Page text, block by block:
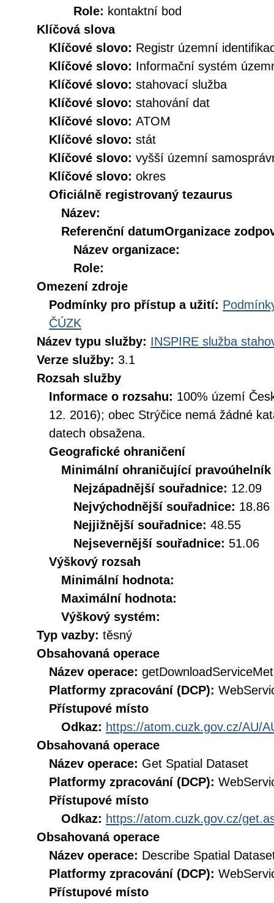
Role: kontaktní bod
Klíčová slova
Klíčové slovo: Registr územní
Klíčové slovo: Informační systém
Klíčové slovo: stahovací služba
Klíčové slovo: stahování dat
Klíčové slovo: ATOM
Klíčové slovo: stát
Klíčové slovo: vyšší územní
Klíčové slovo: okres
Oficiálně registrovaný tezaurus
Název:
Referenční datumOrganizace
Název organizace:
Role:
Omezení zdroje
Podmínky pro přístup a užití:
ČÚZK
Název typu služby: INSPIRE služba
Verze služby: 3.1
Rozsah služby
Informace o rozsahu: 100% území
12. 2016); obec Strýčice nemá žádné
datech obsažena.
Geografické ohraničení
Minimální ohraničující pravoúhelník
Nejzápadnější souřadnice: 12.09
Nejvýchodnější souřadnice: 18.86
Nejjižnější souřadnice: 48.55
Nejsevernější souřadnice: 51.06
Výškový rozsah
Minimální hodnota:
Maximální hodnota:
Výškový systém:
Typ vazby: těsný
Obsahovaná operace
Název operace:
Platformy zpracování (DCP):
Přístupové místo
Odkaz: https://atom.cuzk.gov.cz/AU/
Obsahovaná operace
Název operace: Get Spatial Dataset
Platformy zpracování (DCP):
Přístupové místo
Odkaz: https://atom.cuzk.gov.cz/
Obsahovaná operace
Název operace: Describe Spatial
Platformy zpracování (DCP):
Přístupové místo